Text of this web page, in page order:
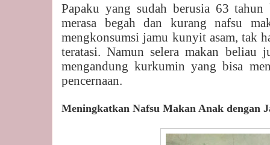
Papaku yang sudah berusia 63 tahun
merasa begah dan kurang nafsu
mengkonsumsi jamu kunyit asam, tak
teratasi. Namun selera makan beliau
mengandung kurkumin yang bisa
pencernaan.
Meningkatkan Nafsu Makan Anak dengan